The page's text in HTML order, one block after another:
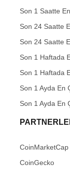
Son 1 Saatte
Son 24 Saatte
Son 24 Saatte
Son 1 Haftada
Son 1 Haftada
Son 1 Ayda En
Son 1 Ayda En
CoinMarketCap
CoinGecko